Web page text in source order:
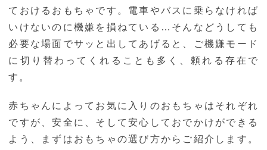
ておけるおもちゃです。電車やバスに乗らなければ
いけないのに機嫌を損ねている…そんなどうしても
必要な場面でサッと出してあげると、ご機嫌モード
に切り替わってくれることも多く、頼れる存在で
す。
赤ちゃんによってお気に入りのおもちゃはそれぞれ
ですが、安全に、そして安心しておでかけができる
よう、まずはおもちゃの選び方からご紹介します。